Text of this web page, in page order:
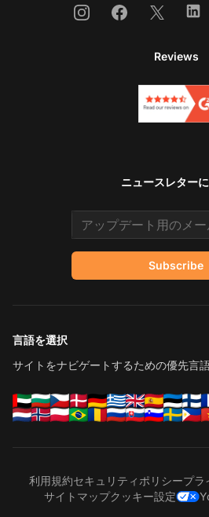
InstagramFacebook
X
Reviews
ニュースレター
Email address
Subscribe
言語を選択
サイトをナビゲートするための優先言
利用規約セキュリティポリシープラ
サイトマップクッキー設定